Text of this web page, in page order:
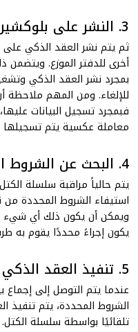
3. النشر على بلوكشين
ثم يتم نشر العقد الذكي
أخرى للدفتر الموزع.
بمجرد نشر العقد الذكي
للإلغاء. ومن المهم ملاحظة
فبمجرد تسجيل البيانات
معاملة عكسية يتم
4. البحث عن الشروط اللازمة للتنفيذ
يتم حالياً مراقبة سلسلة
استيفاء الشروط المحددة من
ويمكن أن يكون ذلك أي شيء
يكون إجراءً محددًا يقوم به
5. تنفيذ العقد الذكي
عندما يتم التوصل إلى
الشروط المحددة، يتم تنفيذ
تلقائيًا بواسطة سلسلة الكتل.